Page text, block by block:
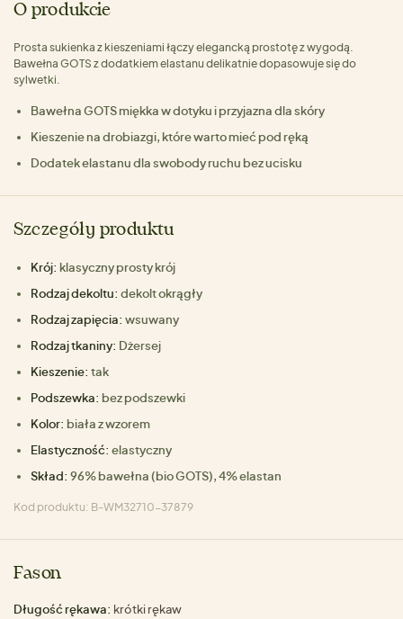
O produkcie
Prosta sukienka z kieszeniami łączy elegancką prostotę z wygodą.
Bawełna GOTS z dodatkiem elastanu delikatnie dopasowuje się do
sylwetki.
Bawełna GOTS miękka w dotyku i przyjazna dla skóry
Kieszenie na drobiazgi, które warto mieć pod ręką
Dodatek elastanu dla swobody ruchu bez ucisku
Szczegóły produktu
Krój: klasyczny prosty krój
Rodzaj dekoltu: dekolt okrągły
Rodzaj zapięcia: wsuwany
Rodzaj tkaniny: Dżersej
Kieszenie: tak
Podszewka: bez podszewki
Kolor: biała z wzorem
Elastyczność: elastyczny
Skład: 96% bawełna (bio GOTS), 4% elastan
Kod produktu: B-WM32710-37879
Fason
Długość rękawa: krótki rękaw